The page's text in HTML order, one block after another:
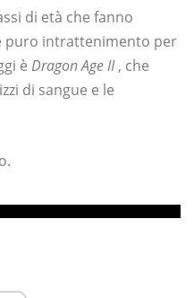
di età che fanno
puro intrattenimento per
è Dragon Age II, che
di sangue e le